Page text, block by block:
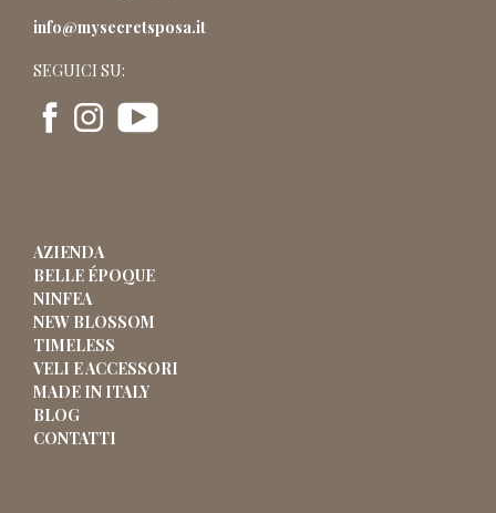
info@mysecretsposa.it
SEGUICI SU:
AZIENDA
BELLE ÉPOQUE
NINFEA
NEW BLOSSOM
TIMELESS
VELI E ACCESSORI
MADE IN ITALY
BLOG
CONTATTI